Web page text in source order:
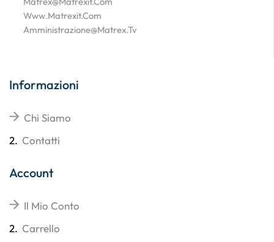
Www.matrexit.com
Amministrazione@matrex.tv
Informazioni
Chi Siamo
2. Contatti
Account
Il Mio Conto
2. Carrello